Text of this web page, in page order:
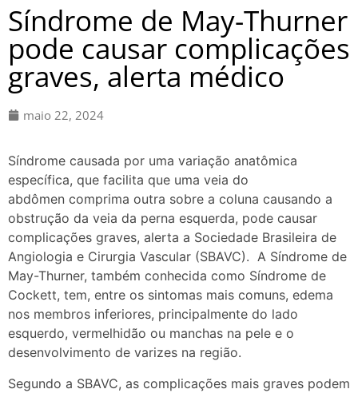
Síndrome de May-Thurner
pode causar complicações
graves, alerta médico
maio 22, 2024
Síndrome causada por uma variação anatômica
específica, que facilita que uma veia do
abdômen comprima outra sobre a coluna causando a
obstrução da veia da perna esquerda, pode causar
complicações graves, alerta a Sociedade Brasileira de
Angiologia e Cirurgia Vascular (SBAVC). A Síndrome de
May-Thurner, também conhecida como Síndrome de
Cockett, tem, entre os sintomas mais comuns, edema
nos membros inferiores, principalmente do lado
esquerdo, vermelhidão ou manchas na pele e o
desenvolvimento de varizes na região.
Segundo a SBAVC, as complicações mais graves podem